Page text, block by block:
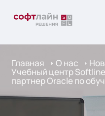
Главная О нас
Учебный центр
партнер Oracle по